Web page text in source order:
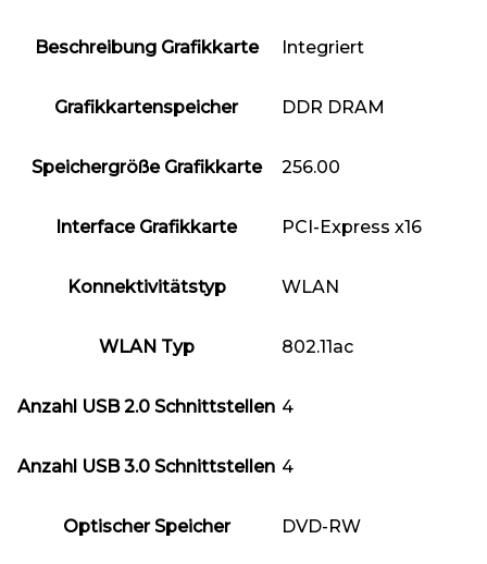
Beschreibung Grafikkarte ‎Integriert
Grafikkartenspeicher ‎DDR DRAM
Speichergröße Grafikkarte ‎256.00
Interface Grafikkarte ‎PCI-Express x16
Konnektivitätstyp ‎WLAN
WLAN Typ ‎802.11ac
Anzahl USB 2.0 Schnittstellen ‎4
Anzahl USB 3.0 Schnittstellen ‎4
Optischer Speicher ‎DVD-RW